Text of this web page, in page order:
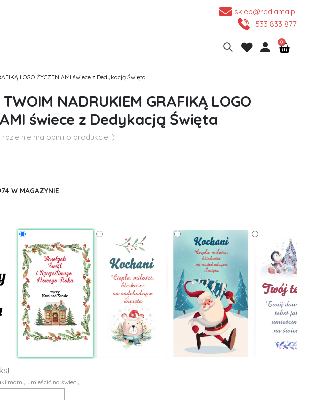
sklep@redlama.pl
533 833 877
LOGO ŻYCZENIAMI świece z Dedykacją Święta
NADRUKIEM GRAFIKĄ LOGO
świece z Dedykacją Święta
razie nie ma opinii o produkcie. )
W MAGAZYNIE
mamy umieścić na świecy